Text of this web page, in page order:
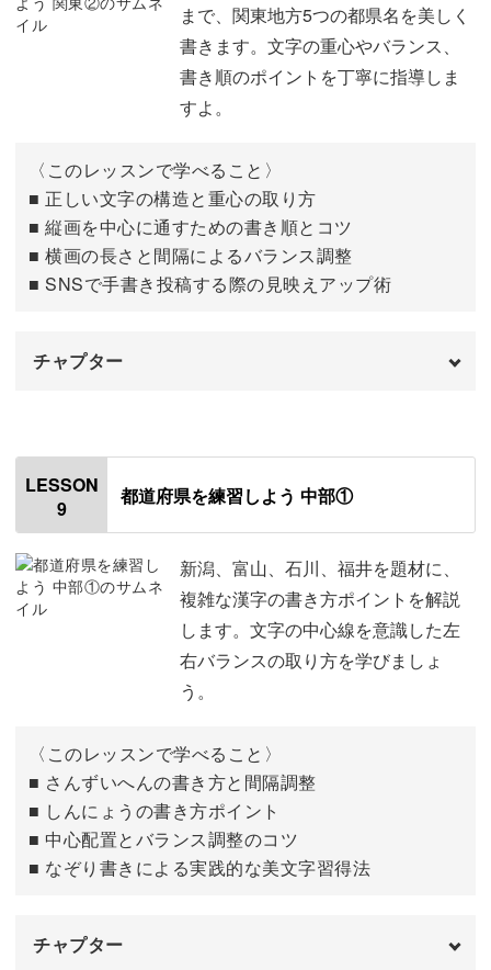
13:56
19:14
まで、関東地方5つの都県名を美しく
書きます。文字の重心やバランス、
書き順のポイントを丁寧に指導しま
すよ。
〈このレッスンで学べること〉
■ 正しい文字の構造と重心の取り方
■ 縦画を中心に通すための書き順とコツ
■ 横画の長さと間隔によるバランス調整
■ SNSで手書き投稿する際の見映えアップ術
チャプター
「群馬」
「埼玉」
「千葉」 11:33
16:30
20:51
LESSON
9
都道府県を練習しよう 中部①
新潟、富山、石川、福井を題材に、
複雑な漢字の書き方ポイントを解説
します。文字の中心線を意識した左
右バランスの取り方を学びましょ
う。
〈このレッスンで学べること〉
■ さんずいへんの書き方と間隔調整
■ しんにょうの書き方ポイント
■ 中心配置とバランス調整のコツ
■ なぞり書きによる実践的な美文字習得法
チャプター